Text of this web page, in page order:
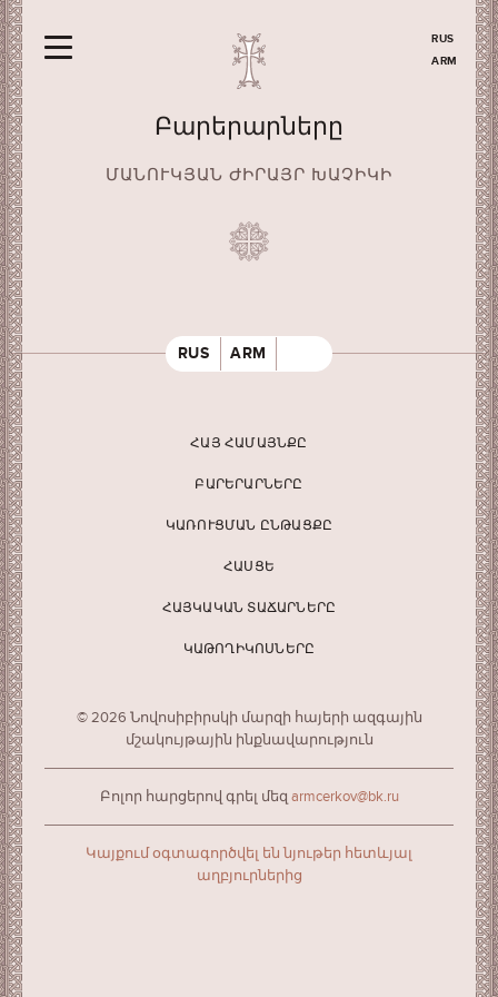
RUS
ARM
Բարերարները
ՄԱՆՈՒԿՅԱՆ ԺԻՐԱՅՐ ԽԱՉԻԿԻ
RUS ARM
ՀԱՅ ՀԱՄԱՅՆՔԸ
ԲԱՐԵՐԱՐՆԵՐԸ
ԿԱՌՈՒՑՄԱՆ ԸՆԹԱՑՔԸ
ՀԱՍՑԵ
ՀԱՅԿԱԿԱՆ ՏԱՃԱՐՆԵՐԸ
ԿԱԹՈՂԻԿՈՍՆԵՐԸ
© 2026 Նովոսիբիրսկի մարզի հայերի ազգային
մշակույթային ինքնավարություն
Բոլոր հարցերով գրել մեզ armcerkov@bk.ru
Կայքում օգտագործվել են նյութեր հետևյալ
աղբյուրներից